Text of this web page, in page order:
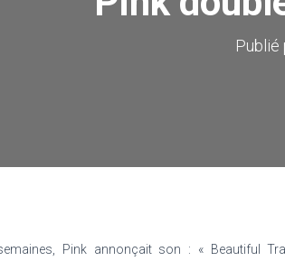
Publié
Pink annonçait son : « Beautiful